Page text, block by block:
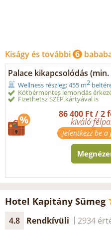
Kiságy és további 6
Palace kikapcsolódás (min.
Wellness részleg: 455 m2
Kötbérmentes lemondás
Fizethetsz SZÉP kártyával is
86 400 Ft / 2
kiváló
Jelentkezz be
Hotel Kapitány Sümeg
4.8 Rendkívüli 2934